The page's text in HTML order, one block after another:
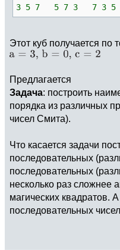
3 5 7 5 7 3 7 3 5
Этот куб получается
Предлагается
Задача: построить
порядка из различных
чисел Смита).
Что касается задачи
последовательных
последовательных
несколько раз сложнее
магических квадратов.
последовательных